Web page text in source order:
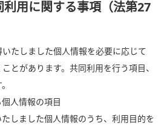
用に関する事項（法第27
たしました個人情報を必要に応じて
とがあります。共同利用を行う項目、
人情報の項目
しました個人情報のうち、利用目的を